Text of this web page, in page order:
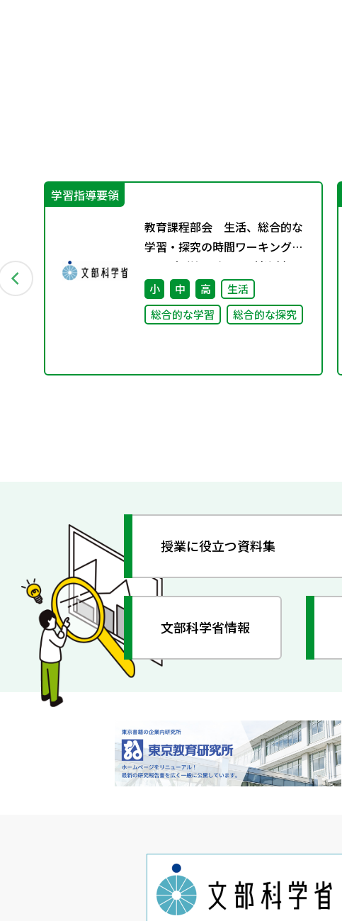
学習指導要領
教育課程部会 生活、総合的な
学習・探究の時間ワーキンググ
ループ（第3回） 配付資料
小 中 高
生活
総合的な学習
総合的な探究
授業に役立つ資料集
文部科学省情報